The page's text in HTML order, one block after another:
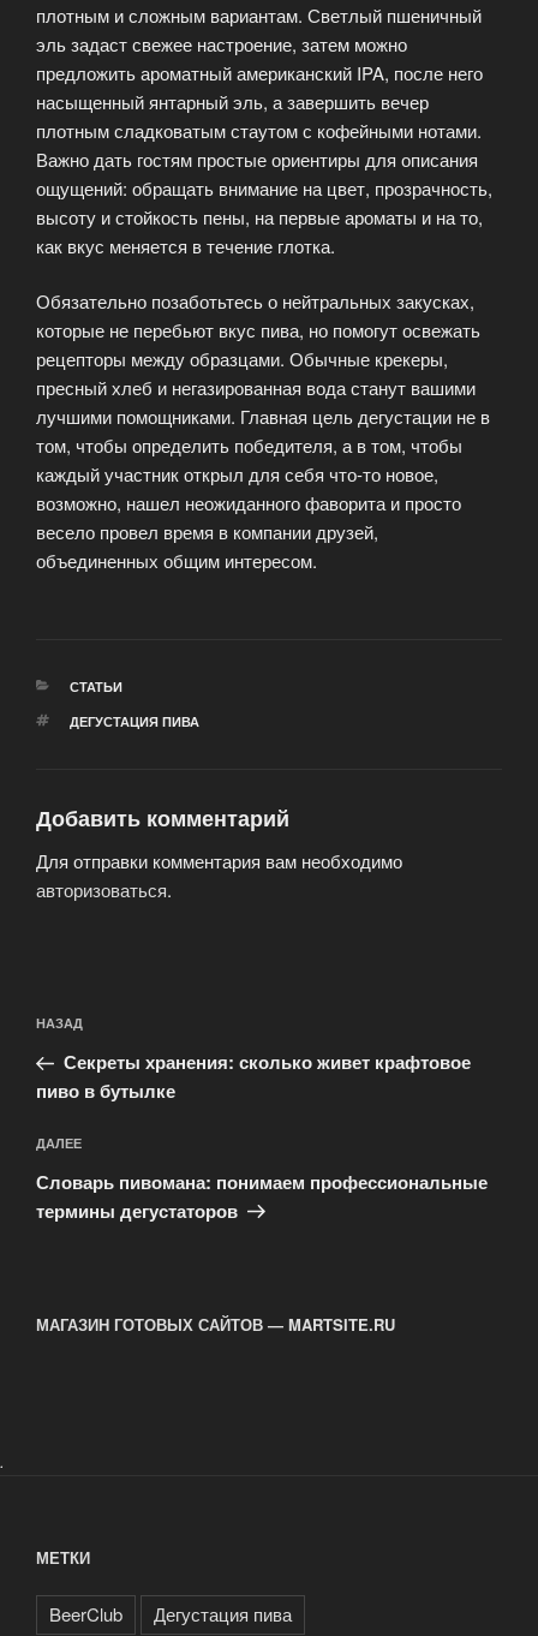
плотным и сложным вариантам. Светлый пшеничный
эль задаст свежее настроение, затем можно
предложить ароматный американский IPA, после него
насыщенный янтарный эль, а завершить вечер
плотным сладковатым стаутом с кофейными нотами.
Важно дать гостям простые ориентиры для описания
ощущений: обращать внимание на цвет, прозрачность,
высоту и стойкость пены, на первые ароматы и на то,
как вкус меняется в течение глотка.
Обязательно позаботьтесь о нейтральных закусках,
которые не перебьют вкус пива, но помогут освежать
рецепторы между образцами. Обычные крекеры,
пресный хлеб и негазированная вода станут вашими
лучшими помощниками. Главная цель дегустации не в
том, чтобы определить победителя, а в том, чтобы
каждый участник открыл для себя что-то новое,
возможно, нашел неожиданного фаворита и просто
весело провел время в компании друзей,
объединенных общим интересом.
РУБРИКИ
СТАТЬИ
МЕТКИ
ДЕГУСТАЦИЯ ПИВА
Добавить комментарий
Для отправки комментария вам необходимо
авторизоваться.
по
записям
Предыдущая
запись:
НАЗАД
Секреты хранения: сколько живет крафтовое
пиво в бутылке
Следующая
запись
ДАЛЕЕ
Словарь пивомана: понимаем профессиональные
термины дегустаторов
МАГАЗИН ГОТОВЫХ САЙТОВ — MARTSITE.RU
.
МЕТКИ
BeerClub
Дегустация пива